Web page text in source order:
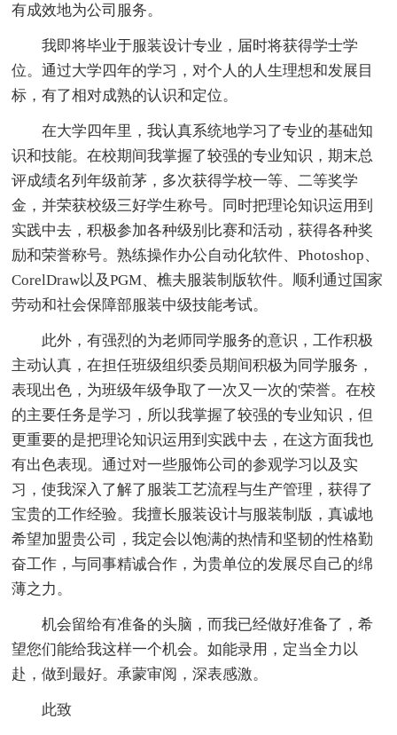
有成效地为公司服务。
我即将毕业于服装设计专业，届时将获得学士学
位。通过大学四年的学习，对个人的人生理想和发展目
标，有了相对成熟的认识和定位。
在大学四年里，我认真系统地学习了专业的基础知
识和技能。在校期间我掌握了较强的专业知识，期末总
评成绩名列年级前茅，多次获得学校一等、二等奖学
金，并荣获校级三好学生称号。同时把理论知识运用到
实践中去，积极参加各种级别比赛和活动，获得各种奖
励和荣誉称号。熟练操作办公自动化软件、Photoshop、
CorelDraw以及PGM、樵夫服装制版软件。顺利通过国家
劳动和社会保障部服装中级技能考试。
此外，有强烈的为老师同学服务的意识，工作积极
主动认真，在担任班级组织委员期间积极为同学服务，
表现出色，为班级年级争取了一次又一次的'荣誉。在校
的主要任务是学习，所以我掌握了较强的专业知识，但
更重要的是把理论知识运用到实践中去，在这方面我也
有出色表现。通过对一些服饰公司的参观学习以及实
习，使我深入了解了服装工艺流程与生产管理，获得了
宝贵的工作经验。我擅长服装设计与服装制版，真诚地
希望加盟贵公司，我定会以饱满的热情和坚韧的性格勤
奋工作，与同事精诚合作，为贵单位的发展尽自己的绵
薄之力。
机会留给有准备的头脑，而我已经做好准备了，希
望您们能给我这样一个机会。如能录用，定当全力以
赴，做到最好。承蒙审阅，深表感激。
此致